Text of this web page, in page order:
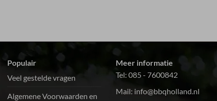
Populair
Veel gestelde vragen
Algemene Voorwaarden en
Meer informatie
Tel: 085 - 7600842
Mail: info@bbqholland.nl